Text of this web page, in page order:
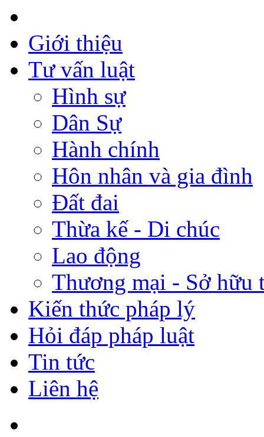
Giới thiệu
Tư vấn luật
Hình sự
Dân Sự
Hành chính
Hôn nhân và gia đình
Đất đai
Thừa kế - Di chúc
Lao động
Thương mại - Sở hữu
Kiến thức pháp lý
Hỏi đáp pháp luật
Tin tức
Liên hệ